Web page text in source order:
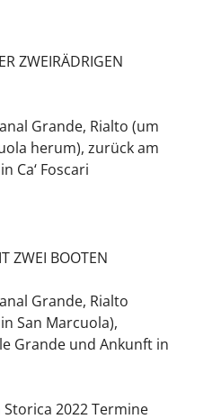
ZWEIRÄDRIGEN
Grande, Rialto (um
herum), zurück am
Ca‘ Foscari
ZWEI BOOTEN
Grande, Rialto
San Marcuola),
Grande und Ankunft in